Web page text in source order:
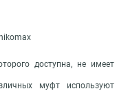
доступна, не имеет
муфт используют